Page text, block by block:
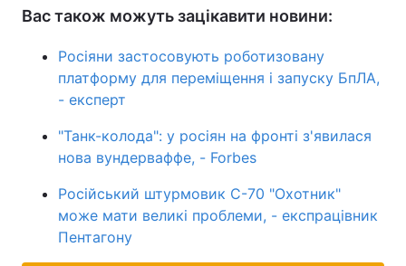
Вас також можуть зацікавити новини:
Росіяни застосовують роботизовану
платформу для переміщення і запуску БпЛА,
- експерт
"Танк-колода": у росіян на фронті з'явилася
нова вундерваффе, - Forbes
Російський штурмовик С-70 "Охотник"
може мати великі проблеми, - експрацівник
Пентагону